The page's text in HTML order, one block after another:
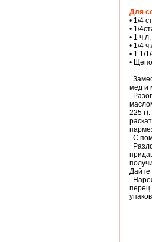
Для
• 1/4
• 1/
• 1
• 1/4
• 1 1/
•
мед и
225
С
Дайте
перец